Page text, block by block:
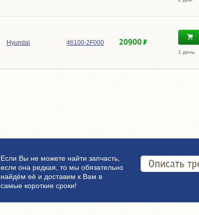
Hyundai 46100-2F000 20900
1 день.
Если Вы не можете найти запчасть,
если она редкая, то мы обязательно
найдём её и доставим к Вам в
самые короткие сроки!